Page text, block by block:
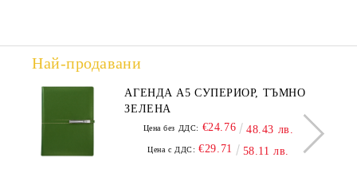
Най-продавани
АГЕНДА А5 СУПЕРИОР, ТЪМНО
ЗЕЛЕНА
Цена без ДДС: €24.76 48.43 лв.
Цена с ДДС: €29.71 58.11 лв.